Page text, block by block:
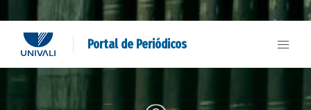
Portal de Periódicos